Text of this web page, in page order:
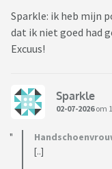
Sparkle: ik heb mijn
dat ik niet goed had
Excuus!
Sparkle
02-07-2026om
[..]